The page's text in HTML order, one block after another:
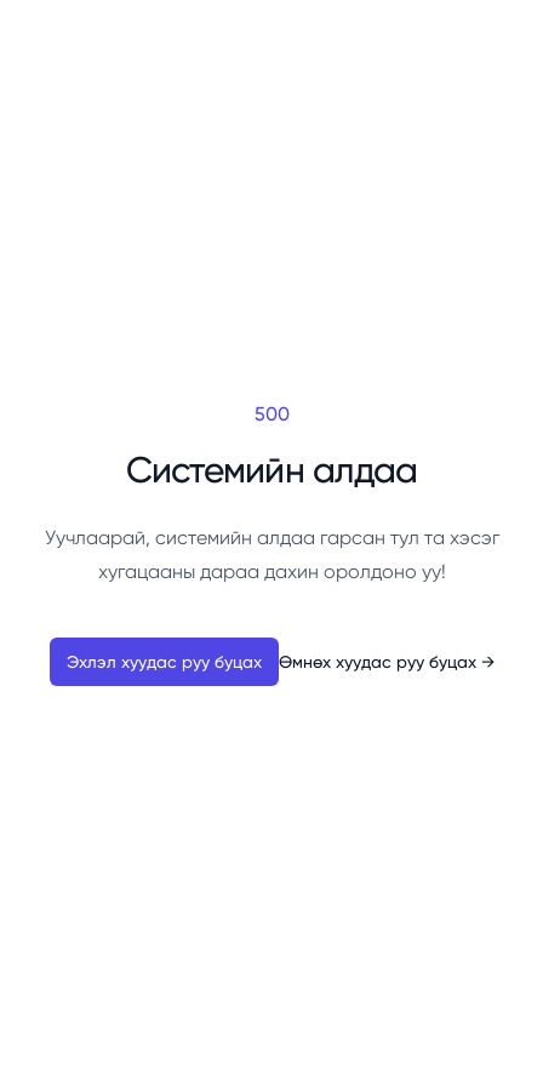
500
Системийн алдаа
Уучлаарай, системийн алдаа гарсан тул та хэсэг
хугацааны дараа дахин оролдоно уу!
Эхлэл хуудас руу буцах Өмнөх хуудас руу буцах →